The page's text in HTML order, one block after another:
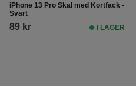
iPhone 13 Pro Skal med Kortfack -
Svart
89 kr I LAGER